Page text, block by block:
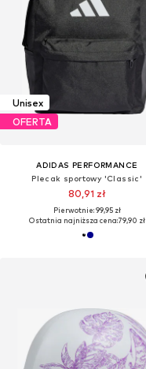
Unisex
OFERTA
ADIDAS PERFORMANCE
Plecak sportowy 'Classic'
80,91 zł
Pierwotnie: 99,95 zł
Ostatnia najniższa cena:79,90 zł